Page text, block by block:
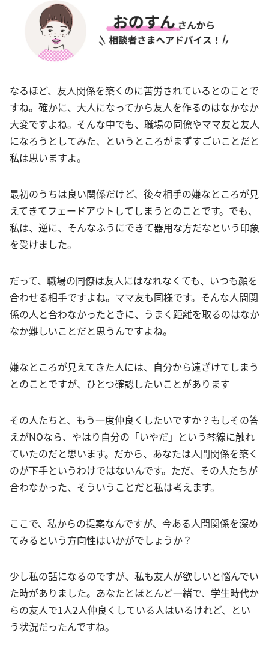
なるほど、友人関係を築くのに苦労されているとのことで
すね。確かに、大人になってから友人を作るのはなかなか
大変ですよね。そんな中でも、職場の同僚やママ友と友人
になろうとしてみた、というところがまずすごいことだと
私は思いますよ。
最初のうちは良い関係だけど、後々相手の嫌なところが見
えてきてフェードアウトしてしまうとのことです。でも、
私は、逆に、そんなふうにできて器用な方だなという印象
を受けました。
だって、職場の同僚は友人にはなれなくても、いつも顔を
合わせる相手ですよね。ママ友も同様です。そんな人間関
係の人と合わなかったときに、うまく距離を取るのはなか
なか難しいことだと思うんですよね。
嫌なところが見えてきた人には、自分から遠ざけてしまう
とのことですが、ひとつ確認したいことがあります
その人たちと、もう一度仲良くしたいですか？もしその答
えがNOなら、やはり自分の「いやだ」という琴線に触れ
ていたのだと思います。だから、あなたは人間関係を築く
のが下手というわけではないんです。ただ、その人たちが
合わなかった、そういうことだと私は考えます。
ここで、私からの提案なんですが、今ある人間関係を深め
てみるという方向性はいかがでしょうか？
少し私の話になるのですが、私も友人が欲しいと悩んでい
た時がありました。あなたとほとんど一緒で、学生時代か
らの友人で1人2人仲良くしている人はいるけれど、とい
う状況だったんですね。